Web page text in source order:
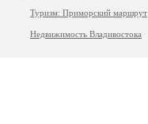
Туризм: Приморский маршрут
Недвижимость Владивостока